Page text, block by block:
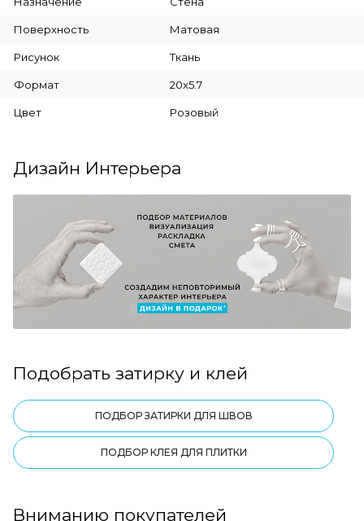
Поверхность Матовая
Рисунок Ткань
Формат 20x5.7
Цвет Розовый
Дизайн Интерьера
Подобрать затирку и клей
ПОДБОР ЗАТИРКИ ДЛЯ ШВОВ
ПОДБОР КЛЕЯ ДЛЯ ПЛИТКИ
Вниманию покупателей